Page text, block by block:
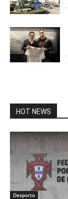
HOT NEWS
Desporto